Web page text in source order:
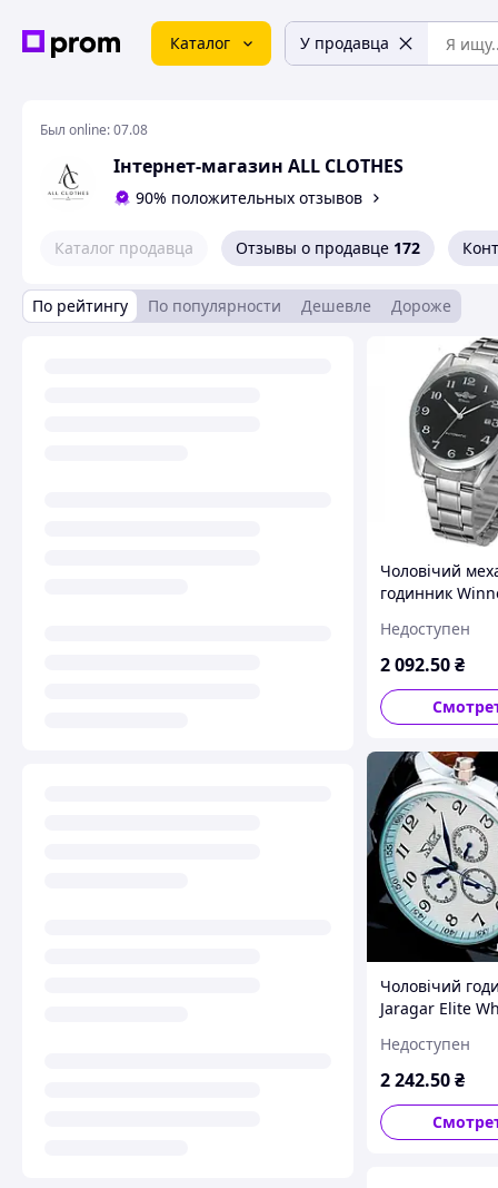
Каталог У продавца
Был online:07.08
Інтернет-магазин ALL CLOTHES
90% положительных отзывов
Каталог продавца Отзывы о продавце 172
По рейтингу По популярности Дешевле Дороже
Чоловічий
годинник
автопідзаводом
водостійким
Недоступен
2 092.50₴
Чоловічий
Jaragar Elite
автопідзаводом
циферблат
Недоступен
2 242.50₴